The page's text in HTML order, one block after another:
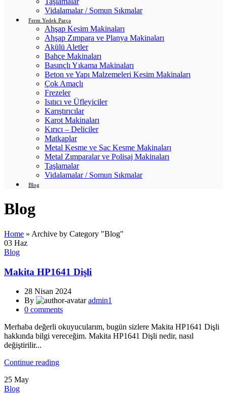
Vidalamalar / Somun Sıkmalar
Ferm Yedek Parça
Ahşap Kesim Makinaları
Ahşap Zımpara ve Planya Makinaları
Akülü Aletler
Bahçe Makinaları
Basınçlı Yıkama Makinaları
Beton ve Yapı Malzemeleri Kesim Makinaları
Çok Amaçlı
Frezeler
Isıtıcı ve Üfleyiciler
Karıştırıcılar
Karot Makinaları
Kırıcı – Deliciler
Matkaplar
Metal Kesme ve Sac Kesme Makinaları
Metal Zımparalar ve Polisaj Makinaları
Taşlamalar
Vidalamalar / Somun Sıkmalar
Blog
Blog
Home » Archive by Category "Blog"
03 Haz
Blog
Makita HP1641 Dişli
28 Nisan 2024
By
admin1
0 comments
Merhaba değerli okuyucularım, bugün sizlere Makita HP1641 Dişli
hakkında bilgi vereceğim. Makita HP1641 Dişli nedir, nasıl
değiştirilir...
Continue reading
25 May
Blog